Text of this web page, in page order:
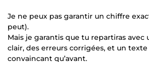
Je ne peux pas garantir un chiffre
peut).
Mais je garantis que tu repartiras avec
clair, des erreurs corrigées, et un
convaincant qu’avant.